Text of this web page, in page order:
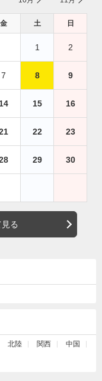
金 土 日
1 2
7 8 9
15 16
22 23
29 30
る
北陸 関西 中国